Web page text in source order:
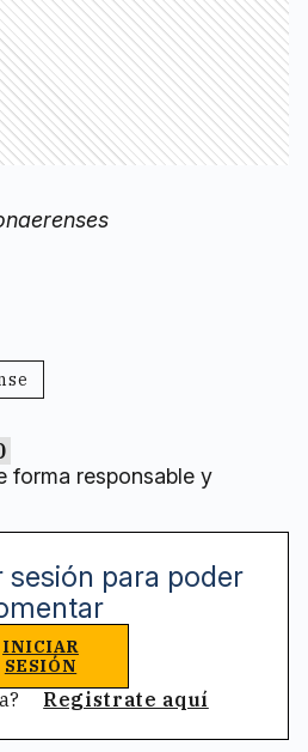
forma responsable y
sesión para poder
INICIAR
SESIÓN
Registrate aquí